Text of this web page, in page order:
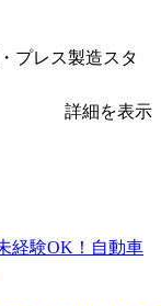
プレス製造スタ
詳細を表示